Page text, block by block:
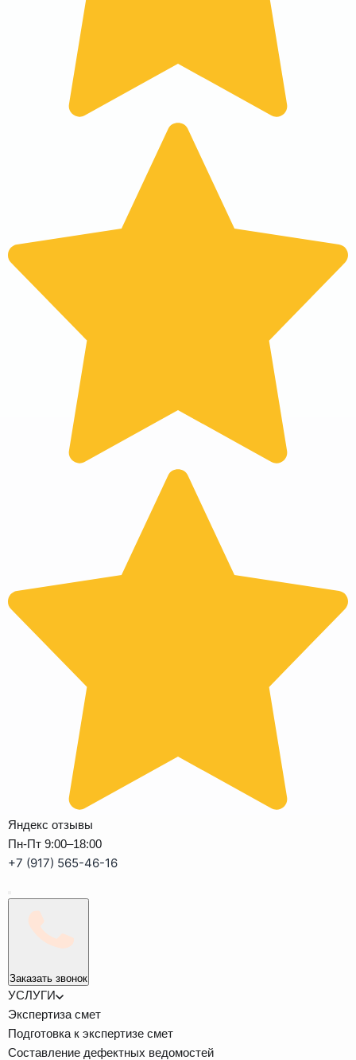
Яндекс отзывы
Пн-Пт 9:00–18:00
+7 (917) 565-46-16
Заказать звонок
УСЛУГИ
Экспертиза смет
Подготовка к экспертизе смет
Составление дефектных ведомостей